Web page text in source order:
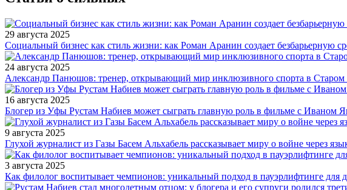
29 августа 2025
Социальный бизнес как стиль жизни: как Роман Аранин создает безбарьерную
24 августа 2025
Александр Панюшов: тренер, открывающий мир инклюзивного спорта в Старом
16 августа 2025
Блогер из Уфы Рустам Набиев может сыграть главную роль в фильме с Иваном
9 августа 2025
Глухой журналист из Газы Басем Альхабель рассказывает миру о войне через
3 августа 2025
Как филолог воспитывает чемпионов: уникальный подход в пауэрлифтинге для